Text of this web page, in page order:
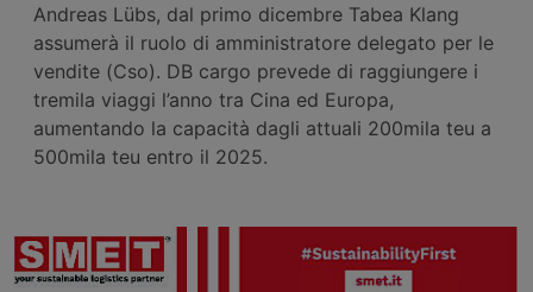
Andreas Lübs, dal primo dicembre Tabea Klang
assumerà il ruolo di amministratore delegato per le
vendite (Cso). DB cargo prevede di raggiungere i
tremila viaggi l’anno tra Cina ed Europa,
aumentando la capacità dagli attuali 200mila teu a
500mila teu entro il 2025.